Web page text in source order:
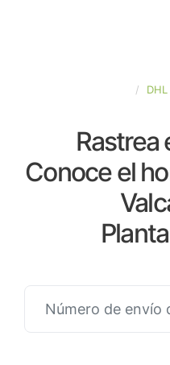
DHL
Rastrea
Conoce el